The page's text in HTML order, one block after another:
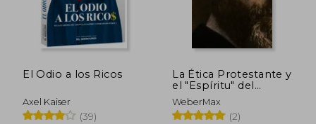
El Odio a los Ricos
Axel Kaiser
(39)
La Ética Protestante y
el "Espíritu" del
Capitalismo
WeberMax
(2)